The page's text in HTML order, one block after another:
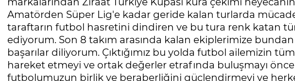
Amatörden Süper Lig'e kadar geride kalan turlarda
taraftarın futbol hasretini dindiren ve bu tura renk katan
ediyorum. Son 8 takım arasında kalan ekiplerimize
başarılar diliyorum. Çıktığımız bu yolda futbol ailemizin
hareket etmeyi ve ortak değerler etrafında buluşmayı
futbolumuzun birlik ve beraberliğini güçlendirmeyi ve